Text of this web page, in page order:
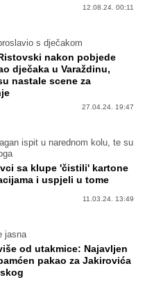
12.08.24. 00:11
s dječakom
nakon pobjede
dječaka u Varaždinu,
nastale scene za
27.04.24. 19:47
ispit u narednom kolu, te su
sa klupe 'čistili' kartone
i uspjeli u tome
11.03.24. 13:49
jasna
od utakmice: Najavljen
pakao za Jakirovića